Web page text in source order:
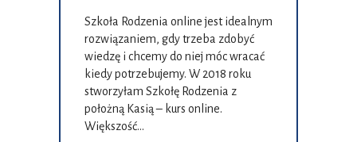
Szkoła Rodzenia online jest idealnym
rozwiązaniem, gdy trzeba zdobyć
wiedzę i chcemy do niej móc wracać
kiedy potrzebujemy. W 2018 roku
stworzyłam Szkołę Rodzenia z
położną Kasią – kurs online.
Większość…